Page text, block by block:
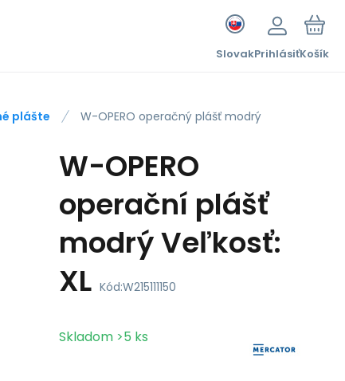
SlovakPrihlásiťKošík
plášte W-OPERO operačný plášť modrý
W-OPERO
operační plášť
modrý Veľkosť:
XL Kód:W215111150
Skladom >5 ks